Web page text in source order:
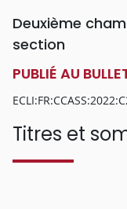
Deuxième
section
PUBLIÉ AU
Titres et